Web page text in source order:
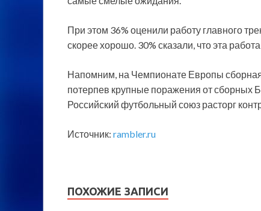
При этом 36% оценили работу главного
скорее хорошо. 30% сказали, что эта
Напомним, на Чемпионате Европы
потерпев крупные поражения от сборных
Российский футбольный союз расторг
Источник: rambler.ru
ПОХОЖИЕ ЗАПИСИ